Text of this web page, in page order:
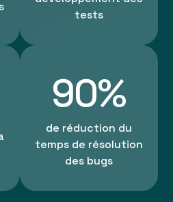
tests
90%
de réduction du
temps de résolution
des bugs